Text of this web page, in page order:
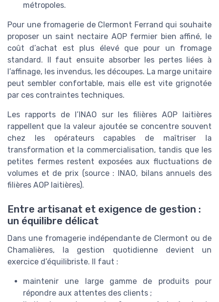
métropoles.
Pour une fromagerie de Clermont Ferrand qui souhaite
proposer un saint nectaire AOP fermier bien affiné, le
coût d’achat est plus élevé que pour un fromage
standard. Il faut ensuite absorber les pertes liées à
l’affinage, les invendus, les découpes. La marge unitaire
peut sembler confortable, mais elle est vite grignotée
par ces contraintes techniques.
Les rapports de l’INAO sur les filières AOP laitières
rappellent que la valeur ajoutée se concentre souvent
chez les opérateurs capables de maîtriser la
transformation et la commercialisation, tandis que les
petites fermes restent exposées aux fluctuations de
volumes et de prix (source : INAO, bilans annuels des
filières AOP laitières).
Entre artisanat et exigence de gestion :
un équilibre délicat
Dans une fromagerie indépendante de Clermont ou de
Chamalières, la gestion quotidienne devient un
exercice d’équilibriste. Il faut :
maintenir une large gamme de produits pour
répondre aux attentes des clients ;